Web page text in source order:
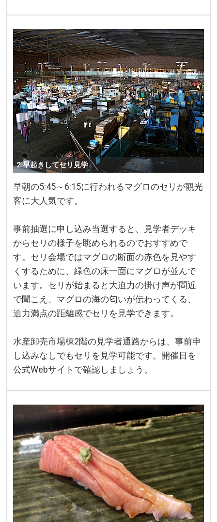
2.早起きしてセリ見学
早朝の5:45～6:15に行われるマグロのセリが観光
客に大人気です。
事前抽選に申し込み当選すると、見学者デッキ
からセリの様子を眺められるのでおすすめで
す。セリ会場ではマグロの断面の赤色を見やす
くするために、緑色の床一面にマグロが並んで
います。セリが始まると大迫力の掛け声が間近
で聞こえ、マグロの海の匂いが伝わってくる、
迫力満点の距離感でセリを見学できます。
水産卸売市場棟2階の見学者通路からは、事前申
し込みなしでもセリを見学可能です。開催日を
公式Webサイトで確認しましょう。